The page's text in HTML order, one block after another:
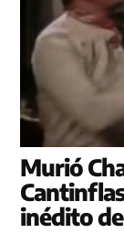
Murió
inédito